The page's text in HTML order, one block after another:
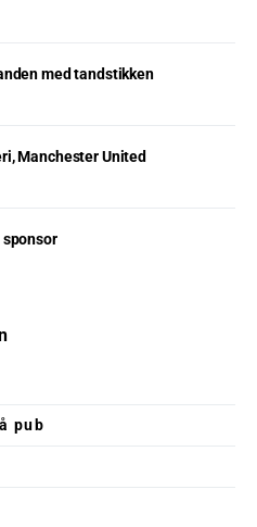
med tandstikken
Manchester United
pub